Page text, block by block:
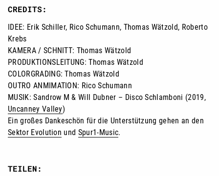
CREDITS:
IDEE: Erik Schiller, Rico Schumann, Thomas Wätzold, Roberto
Krebs
KAMERA / SCHNITT: Thomas Wätzold
PRODUKTIONSLEITUNG: Thomas Wätzold
COLORGRADING: Thomas Wätzold
OUTRO ANMIMATION: Rico Schumann
MUSIK: Sandrow M & Will Dubner – Disco Schlamboni (2019,
Uncanney Valley)
Ein großes Dankeschön für die Unterstützung gehen an den
Sektor Evolution und Spur1-Music.
TEILEN: